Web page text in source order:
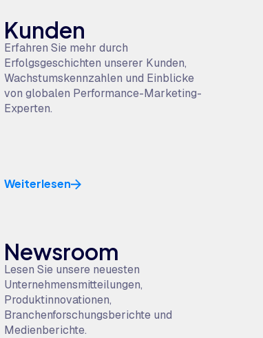
Kunden
Erfahren Sie mehr durch
Erfolgsgeschichten unserer Kunden,
Wachstumskennzahlen und Einblicke
von globalen Performance-Marketing-
Experten.
Weiterlesen
Newsroom
Lesen Sie unsere neuesten
Unternehmensmitteilungen,
Produktinnovationen,
Branchenforschungsberichte und
Medienberichte.